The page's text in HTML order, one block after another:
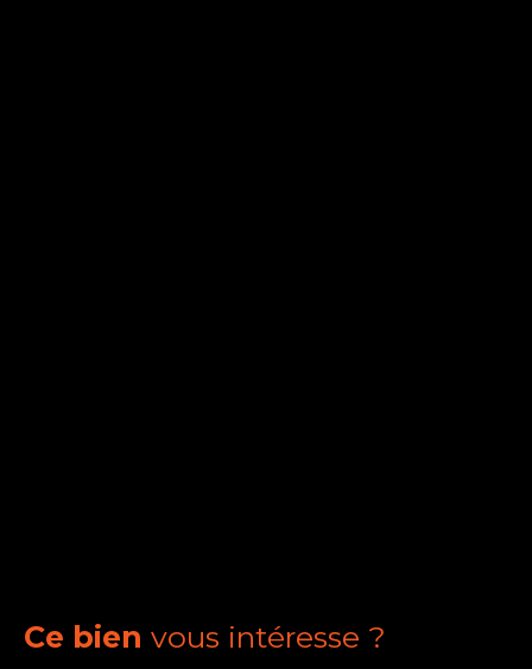
Ce bien vous intéresse ?